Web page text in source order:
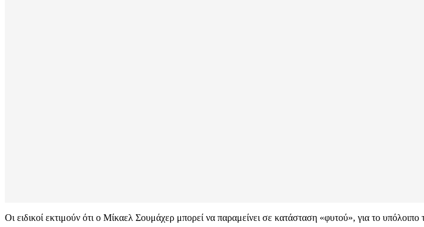
Οι ειδικοί εκτιμούν ότι ο Μίκαελ Σουμάχερ μπορεί να παραμείνει σε κατάσταση «φυτού», για το